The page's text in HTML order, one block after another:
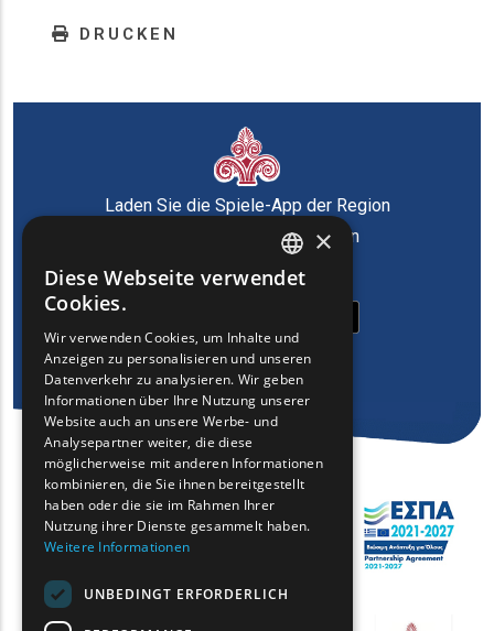
DRUCKEN
Laden Sie die Spiele-App der Region
Ostmazedonien und Thrakien
ENGLISH
FRENCH
BULGARIAN
ROMANIAN
TURKISH
×
Diese Webseite verwendet
Cookies.
Wir verwenden Cookies, um Inhalte und
Anzeigen zu personalisieren und unseren
Datenverkehr zu analysieren. Wir geben
Informationen über Ihre Nutzung unserer
Website auch an unsere Werbe- und
Analysepartner weiter, die diese
möglicherweise mit anderen Informationen
kombinieren, die Sie ihnen bereitgestellt
haben oder die sie im Rahmen Ihrer
Nutzung ihrer Dienste gesammelt haben.
Weitere Informationen
UNBEDINGT ERFORDERLICH